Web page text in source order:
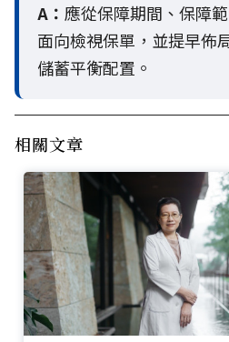
A： 應從保障期間、保障
面向檢視保單，並提早佈
儲蓄平衡配置。
相關文章